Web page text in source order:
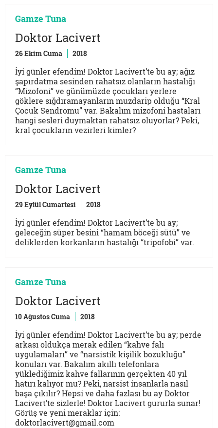
Gamze Tuna
Doktor Lacivert
26 Ekim Cuma 2018
İyi günler efendim! Doktor Lacivert’te bu ay; ağız
şapırdatma sesinden rahatsız olanların hastalığı
“Mizofoni” ve günümüzde çocukları yerlere
göklere sığdıramayanların muzdarip olduğu “Kral
Çocuk Sendromu” var. Bakalım mizofoni hastaları
hangi sesleri duymaktan rahatsız oluyorlar? Peki,
kral çocukların vezirleri kimler?
Gamze Tuna
Doktor Lacivert
29 Eylül Cumartesi 2018
İyi günler efendim! Doktor Lacivert’te bu ay;
geleceğin süper besini “hamam böceği sütü” ve
deliklerden korkanların hastalığı “tripofobi” var.
Gamze Tuna
Doktor Lacivert
10 Ağustos Cuma 2018
İyi günler efendim! Doktor Lacivert’te bu ay; perde
arkası oldukça merak edilen “kahve falı
uygulamaları” ve “narsistik kişilik bozukluğu”
konuları var. Bakalım akıllı telefonlara
yüklediğimiz kahve fallarının gerçekten 40 yıl
hatırı kalıyor mu? Peki, narsist insanlarla nasıl
başa çıkılır? Hepsi ve daha fazlası bu ay Doktor
Lacivert’te sizlerle! Doktor Lacivert gururla sunar!
Görüş ve yeni meraklar için:
doktorlacivert@gmail.com